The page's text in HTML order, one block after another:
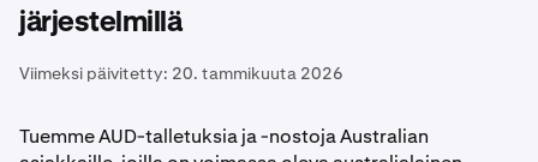
järjestelmillä
Viimeksi päivitetty: 20. tammikuuta 2026
Tuemme AUD-talletuksia ja -nostoja Australian